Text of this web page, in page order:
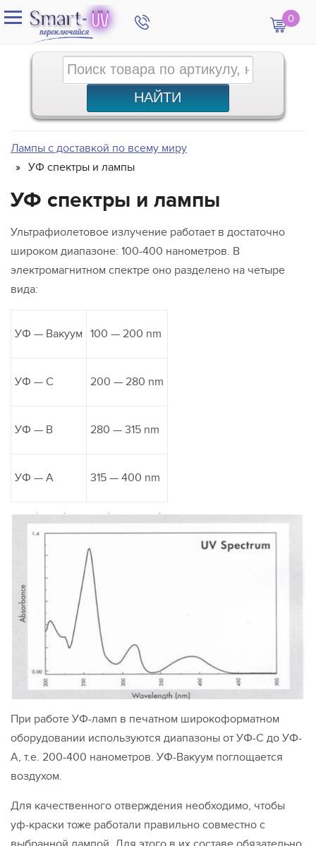
0
Лампы с доставкой по всему миру
УФ спектры и лампы
УФ спектры и лампы
Ультрафиолетовое излучение работает в достаточно
широком диапазоне: 100-400 нанометров. В
электромагнитном спектре оно разделено на четыре
вида:
УФ — Вакуум 100 — 200 nm
УФ — C 200 — 280 nm
УФ — B 280 — 315 nm
УФ — A 315 — 400 nm
При работе УФ-ламп в печатном широкоформатном
оборудовании используются диапазоны от УФ-С до УФ-
А, т.е. 200-400 нанометров. УФ-Вакуум поглощается
воздухом.
Для качественного отверждения необходимо, чтобы
уф-краски тоже работали правильно совместно с